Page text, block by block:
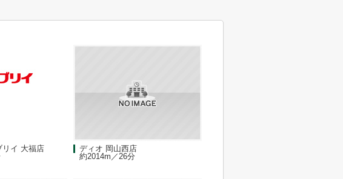
リイ 大福店
ディオ 岡山西店
約2014m／26分